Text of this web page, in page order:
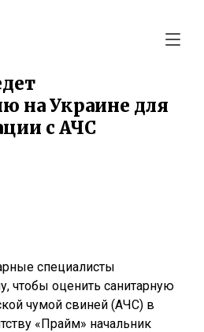
на Украине для
с АЧС
специалисты
чтобы оценить санитарную
чумой свиней (АЧС) в
«Прайм» начальник